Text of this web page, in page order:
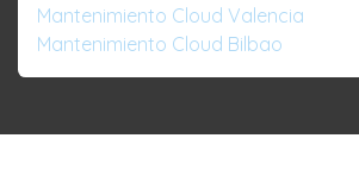
Mantenimiento Cloud Valencia
Mantenimiento Cloud Bilbao